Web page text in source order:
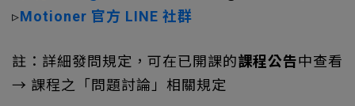
▹Motioner 官方 LINE 社群
註：詳細發問規定，可在已開課的課程公告中查看
→ 課程之「問題討論」相關規定